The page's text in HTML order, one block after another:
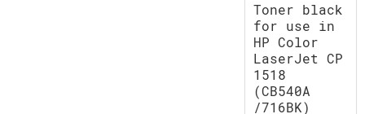
Toner black
for use in
HP Color
LaserJet CP
1518
(CB540A
/716BK)